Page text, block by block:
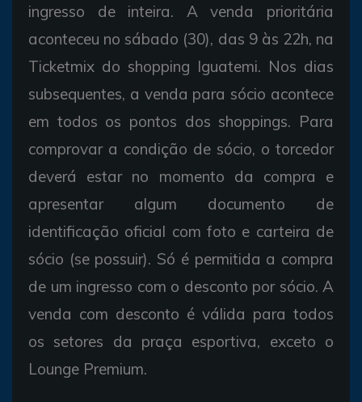
ingresso de inteira. A venda prioritária
aconteceu no sábado (30), das 9 às 22h, na
Ticketmix do shopping Iguatemi. Nos dias
subsequentes, a venda para sócio acontece
em todos os pontos dos shoppings. Para
comprovar a condição de sócio, o torcedor
deverá estar no momento da compra e
apresentar algum documento de
identificação oficial com foto e carteira de
sócio (se possuir). Só é permitida a compra
de um ingresso com o desconto por sócio. A
venda com desconto é válida para todos
os setores da praça esportiva, exceto o
Lounge Premium.